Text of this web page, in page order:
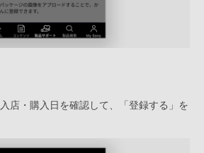
店・購入日を確認して、「登録する」を